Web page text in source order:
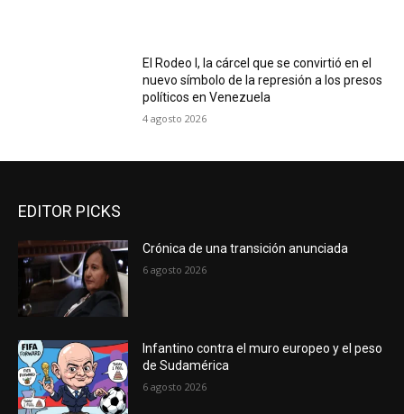
El Rodeo I, la cárcel que se convirtió en el
nuevo símbolo de la represión a los presos
políticos en Venezuela
4 agosto 2026
EDITOR PICKS
Crónica de una transición anunciada
6 agosto 2026
Infantino contra el muro europeo y el peso
de Sudamérica
6 agosto 2026